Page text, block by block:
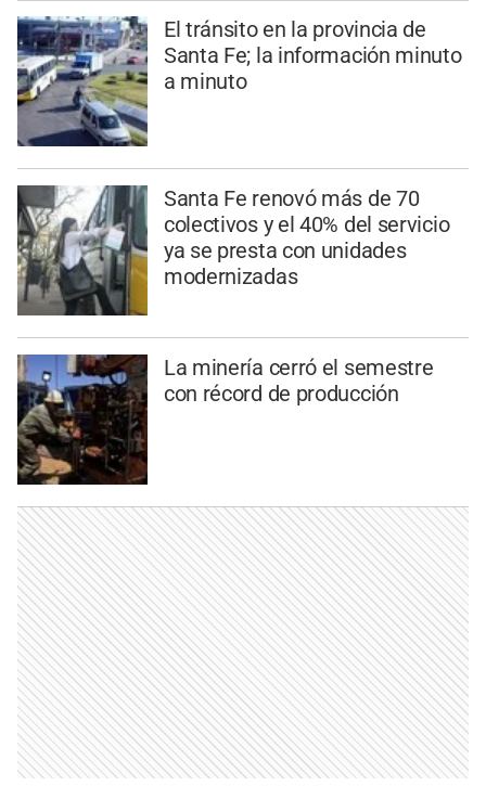
El tránsito en la provincia de
Santa Fe; la información minuto
a minuto
Santa Fe renovó más de 70
colectivos y el 40% del servicio
ya se presta con unidades
modernizadas
La minería cerró el semestre
con récord de producción